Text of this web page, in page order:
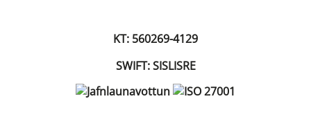
KT: 560269-4129
SWIFT: SISLISRE